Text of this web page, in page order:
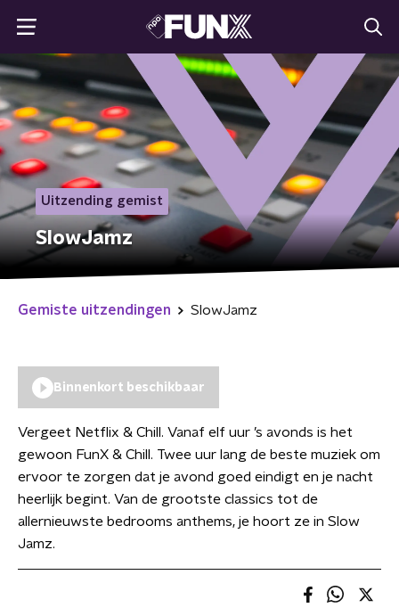
Uitzending gemist
SlowJamz
Gemiste uitzendingen SlowJamz
Binnenkort beschikbaar
Vergeet Netflix & Chill. Vanaf elf uur ’s avonds is het
gewoon FunX & Chill. Twee uur lang de beste muziek om
ervoor te zorgen dat je avond goed eindigt en je nacht
heerlijk begint. Van de grootste classics tot de
allernieuwste bedrooms anthems, je hoort ze in Slow
Jamz.